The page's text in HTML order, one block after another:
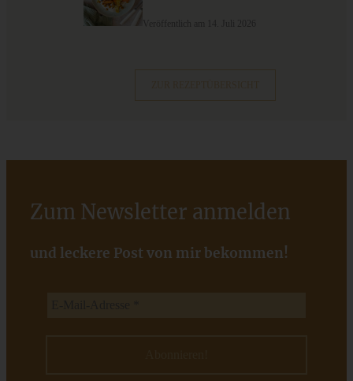
Mini-Oreo-Cheesecakes mit Kirschen
nur 10 Minuten
ZUM BEITRAG
Zum Newsletter anmelden
und leckere Post von mir bekommen!